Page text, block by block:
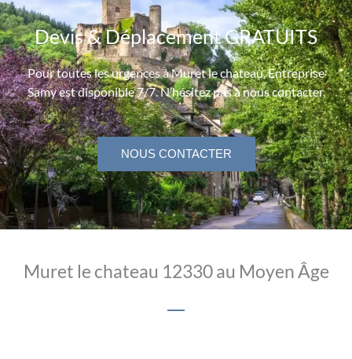
Devis & Déplacement GRATUITS
Pour toutes les urgences à Muret le chateau, Entreprise
Samy est disponible 7/7. N’hésitez pas à nous contacter.
NOUS CONTACTER
Muret le chateau 12330 au Moyen Âge